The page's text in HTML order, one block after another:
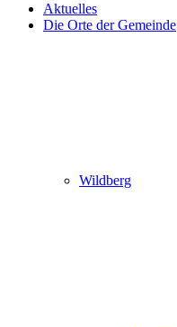
Aktuelles
Die Orte der Gemeinde
Wildberg